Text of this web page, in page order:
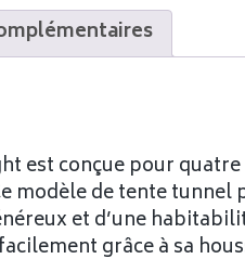
est conçue pour
modèle de tente tunnel
et d’une
grâce à sa